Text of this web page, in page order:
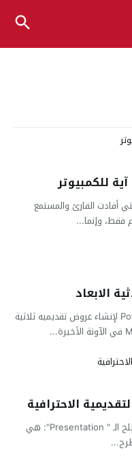
للكمبيوتر
أفادت القارئ والمستمع
فقط، وإنما...
الابعاد
اعتاد الجميع على استخدام برنامج PowerPoint لإنشاء عروض تقديميه ثلاثية
الاحترافية
العروض التقديمية أو ما يطلق عليها بمصطلح الـ " Presentation": هي